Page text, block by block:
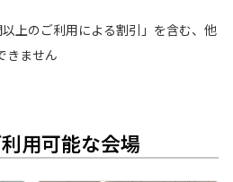
上のご利用による割引」を含む、他
きません
用可能な会場